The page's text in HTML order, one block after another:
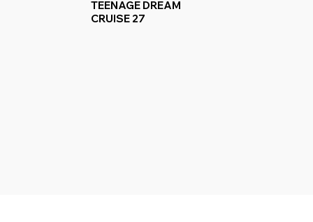
TEENAGE DREAM
CRUISE 27